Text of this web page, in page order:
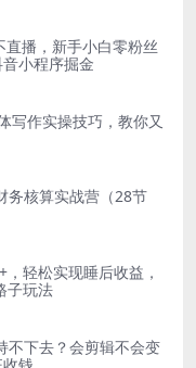
播，新手小白零粉丝
小程序掘金
写作实操技巧，教你又
务核算实战营（28节
轻松实现睡后收益，
子玩法
不下去？会剪辑不会变